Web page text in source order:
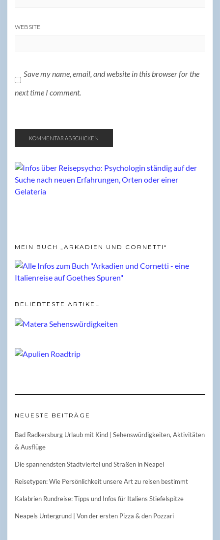
WEBSITE
Save my name, email, and website in this browser for the
next time I comment.
MEIN BUCH „ARKADIEN UND CORNETTI“
BELIEBTESTE ARTIKEL
NEUESTE BEITRÄGE
Bad Radkersburg Urlaub mit Kind | Sehenswürdigkeiten, Aktivitäten
& Ausflüge
Die spannendsten Stadtviertel und Straßen in Neapel
Reisetypen: Wie Persönlichkeit unsere Art zu reisen bestimmt
Kalabrien Rundreise: Tipps und Infos für Italiens Stiefelspitze
Neapels Untergrund | Von der ersten Pizza & den Pozzari